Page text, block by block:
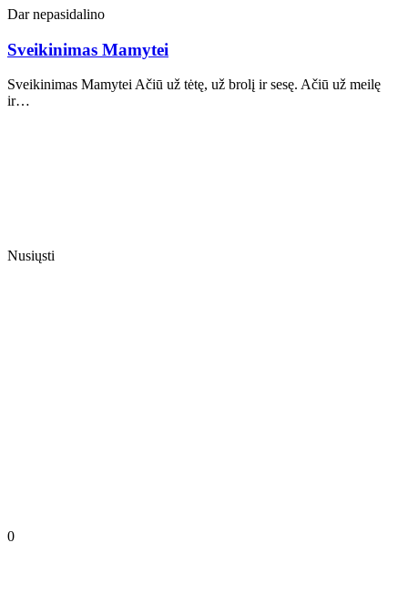
Dar nepasidalino
Sveikinimas Mamytei
Sveikinimas Mamytei Ačiū už tėtę, už brolį ir sesę. Ačiū už meilę
ir…
Nusiųsti
0